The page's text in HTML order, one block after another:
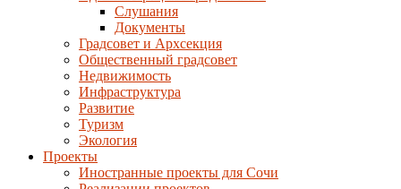
Слушания
Документы
Градсовет и Архсекция
Общественный градсовет
Недвижимость
Инфраструктура
Развитие
Туризм
Экология
Проекты
Иностранные проекты для Сочи